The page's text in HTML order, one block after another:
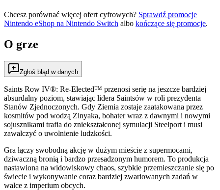
Chcesz porównać więcej ofert cyfrowych? Sprawdź promocje
Nintendo eShop na Nintendo Switch albo kończące się promocje.
O grze
Zgłoś błąd w danych
Saints Row IV®: Re-Elected™ przenosi serię na jeszcze bardziej
absurdalny poziom, stawiając lidera Saintsów w roli prezydenta
Stanów Zjednoczonych. Gdy Ziemia zostaje zaatakowana przez
kosmitów pod wodzą Zinyaka, bohater wraz z dawnymi i nowymi
sojusznikami trafia do zniekształconej symulacji Steelport i musi
zawalczyć o uwolnienie ludzkości.
Gra łączy swobodną akcję w dużym mieście z supermocami,
dziwaczną bronią i bardzo przesadzonym humorem. To produkcja
nastawiona na widowiskowy chaos, szybkie przemieszczanie się po
świecie i wykonywanie coraz bardziej zwariowanych zadań w
walce z imperium obcych.